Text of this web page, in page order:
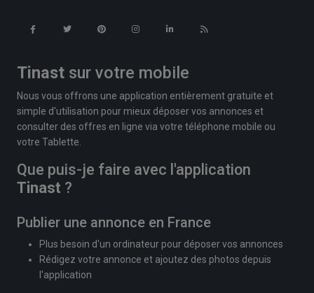
Tinast sur votre mobile
Nous vous offrons une application entièrement gratuite et
simple d'utilisation pour mieux déposer vos annonces et
consulter des offres en ligne via votre téléphone mobile ou
votre Tablette.
Que puis-je faire avec l'application
Tinast ?
Publier une annonce en France
Plus besoin d'un ordinateur pour déposer vos annonces
Rédigez votre annonce et ajoutez des photos depuis
l'application